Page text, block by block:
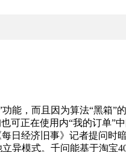
，而且因为算法“黑箱”
可正在使用内“我的订单”
日经济旧事》记者提问时
异模式。千问能基于淘宝